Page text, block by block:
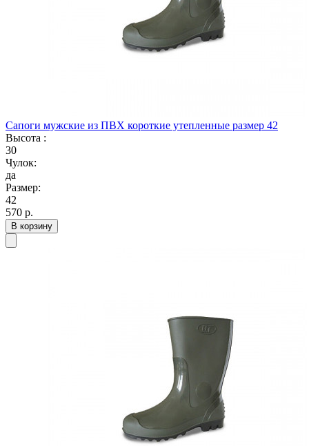
Сапоги мужские из ПВХ короткие утепленные размер 42
Высота :
30
Чулок:
да
Размер:
42
570 р.
В корзину